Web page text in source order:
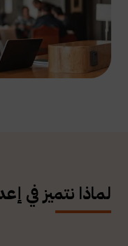
لماذا نتميز في